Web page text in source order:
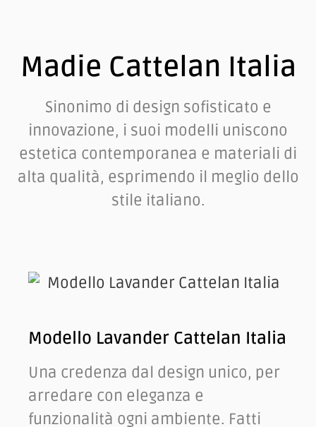
Madie Cattelan Italia
Sinonimo di design sofisticato e
innovazione, i suoi modelli uniscono
estetica contemporanea e materiali di
alta qualità, esprimendo il meglio dello
stile italiano.
Modello Lavander Cattelan Italia
Una credenza dal design unico, per
arredare con eleganza e
funzionalità ogni ambiente. Fatti